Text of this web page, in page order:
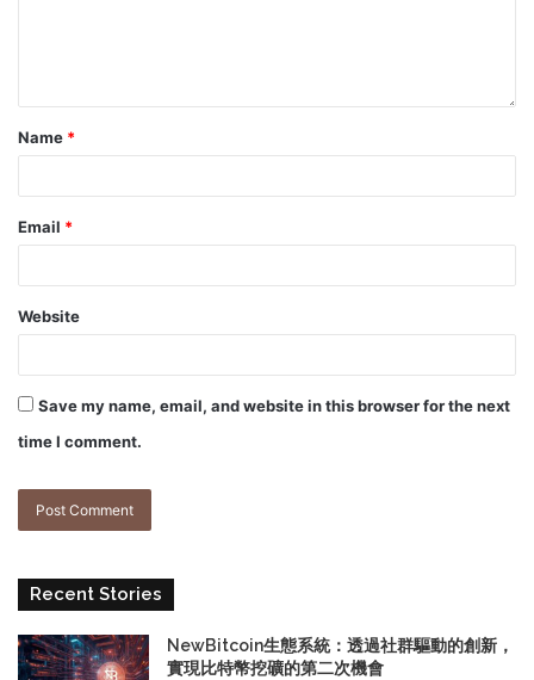
Name *
Email *
Website
Save my name, email, and website in this browser for the next
time I comment.
Recent Stories
NewBitcoin生態系統：透過社群驅動的創新，
實現比特幣挖礦的第二次機會